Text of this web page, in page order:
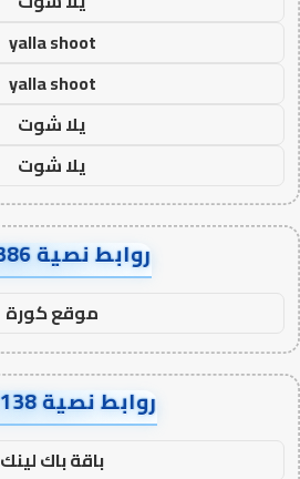
yalla shoot
yalla shoot
يلا شوت
يلا شوت
روابط نصية AA5386
موقع كورة
روابط نصية AA11138
باقة باك لينك